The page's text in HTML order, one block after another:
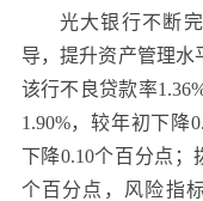
光大银行不断
导，提升资产管理水
该行不良贷款率
1.90%，较年初下降
下降0.10个百分点；
个百分点，风险指